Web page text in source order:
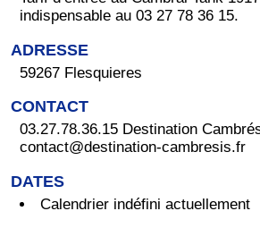
indispensable au 03 27 78 36 15.
ADRESSE
59267 Flesquieres
CONTACT
03.27.78.36.15 Destination
contact@destination-cambresis.fr
DATES
Calendrier indéfini actuellement